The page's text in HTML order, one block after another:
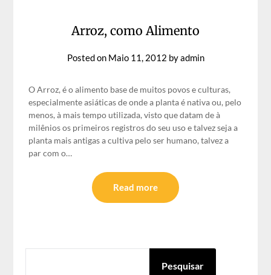
Arroz, como Alimento
Posted on Maio 11, 2012 byadmin
O Arroz, é o alimento base de muitos povos e culturas,
especialmente asiáticas de onde a planta é nativa ou, pelo
menos, à mais tempo utilizada, visto que datam de à
milênios os primeiros registros do seu uso e talvez seja a
planta mais antigas a cultiva pelo ser humano, talvez a
par com o…
Read more
Pesquisar